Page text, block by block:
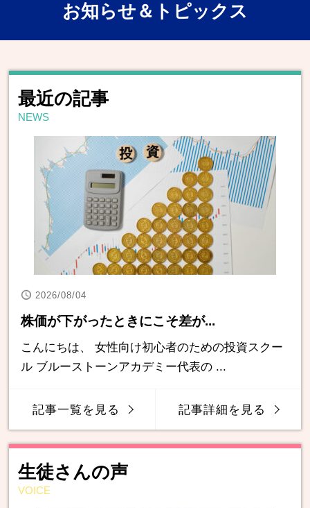
お知らせ＆トピックス
最近の記事
NEWS
2026/08/04
株価が下がったときにこそ差が...
こんにちは、 女性向け初心者のための投資スクー
ル ブルーストーンアカデミー代表の ...
記事一覧を見る 記事詳細を見る
生徒さんの声
VOICE